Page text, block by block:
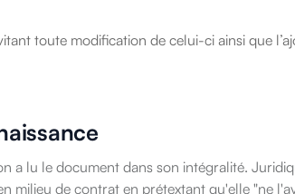
toute modification de celui-ci ainsi que
a lu le document dans son intégralité.
milieu de contrat en prétextant qu'elle "ne